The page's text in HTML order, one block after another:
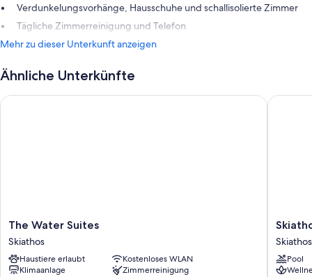
Verdunkelungsvorhänge, Hausschuhe und schallisolierte Zimmer
Tägliche Zimmerreinigung und Telefon
Mehr zu dieser Unterkunft anzeigen
Ähnliche Unterkünfte
The
Water
Suites
Skiathos
The Water Suites
Skiathos
Haustiere erlaubt
Kostenloses WLAN
Klimaanlage
Zimmerreinigung
The Water Suites
Skiathos
Palace
Hotel
Skiathos
Skiathos
Pool